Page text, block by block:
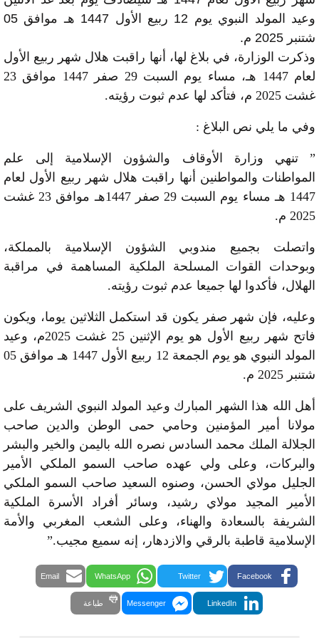
وعيد المولد النبوي يوم 12 ربيع الأول 1447 هـ موافق 05
شتنبر 2025 م.
وذكرت الوزارة، في بلاغ لها، أنها راقبت هلال شهر ربيع الأول
لعام 1447 هـ، مساء يوم السبت 29 صفر 1447 موافق 23
غشت 2025 م، فتأكد لها عدم ثبوت رؤيته.
وفي ما يلي نص البلاغ :
” تنهي وزارة الأوقاف والشؤون الإسلامية إلى علم
المواطنات والمواطنين أنها راقبت هلال شهر ربيع الأول لعام
1447 هـ مساء يوم السبت 29 صفر 1447هـ موافق 23 غشت
2025 م.
واتصلت بجميع مندوبي الشؤون الإسلامية بالمملكة،
وبوحدات القوات المسلحة الملكية المساهمة في مراقبة
الهلال، فأكدوا لها جميعا عدم ثبوت رؤيته.
وعليه، فإن شهر صفر يكون قد استكمل الثلاثين يوما، ويكون
فاتح شهر ربيع الأول هو يوم الإثنين 25 غشت 2025م، وعيد
المولد النبوي هو يوم الجمعة 12 ربيع الأول 1447 هـ موافق 05
شتنبر 2025 م.
أهل الله هذا الشهر المبارك وعيد المولد النبوي الشريف على
مولانا أمير المؤمنين وحامي حمى الوطن والدين صاحب
الجلالة الملك محمد السادس نصره الله باليمن والخير والبشر
والبركات، وعلى ولي عهده صاحب السمو الملكي الأمير
الجليل مولاي الحسن، وصنوه السعيد صاحب السمو الملكي
الأمير المجيد مولاي رشيد، وسائر أفراد الأسرة الملكية
الشريفة بالسعادة والهناء، وعلى الشعب المغربي والأمة
الإسلامية قاطبة بالرقي والازدهار، إنه سميع مجيب.”
Facebook
Twitter
WhatsApp
Email
LinkedIn
Messenger طباعة